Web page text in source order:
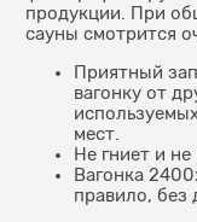
продукции. При
сауны смотрится
Приятный
вагонку от
мест.
Не гниет и не
Вагонка
правило, без